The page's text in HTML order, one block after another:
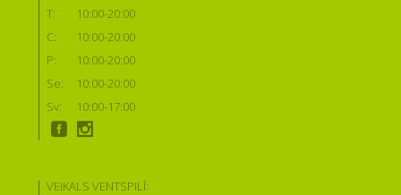
T:
10:00-20:00
C:
10:00-20:00
P:
10:00-20:00
Se:
10:00-20:00
Sv:
10:00-17:00
VEIKALS VENTSPILĪ: